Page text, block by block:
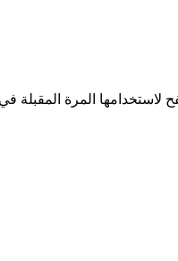
لاستخدامها المرة المقبلة